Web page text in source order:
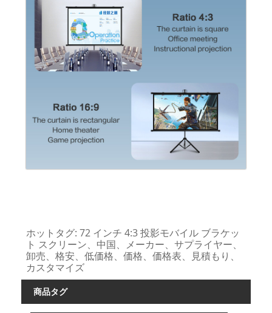
ホットタグ: 72 インチ 4:3 投影モバイル ブラケッ
ト スクリーン、中国、メーカー、サプライヤー、
卸売、格安、低価格、価格、価格表、見積もり、
カスタマイズ
商品タグ